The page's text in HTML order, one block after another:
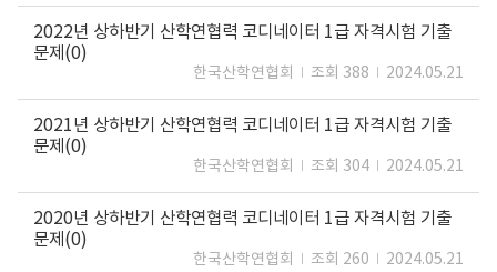
2022년 상하반기 산학연협력 코디네이터 1급 자격시험 기출
문제(0)
한국산학연협회 조회 388 2024.05.21
2021년 상하반기 산학연협력 코디네이터 1급 자격시험 기출
문제(0)
한국산학연협회 조회 304 2024.05.21
2020년 상하반기 산학연협력 코디네이터 1급 자격시험 기출
문제(0)
한국산학연협회 조회 260 2024.05.21